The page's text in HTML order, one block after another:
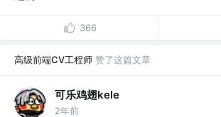
366
高级前端CV工程师 赞了这篇文章
可乐鸡翅kele
2年前